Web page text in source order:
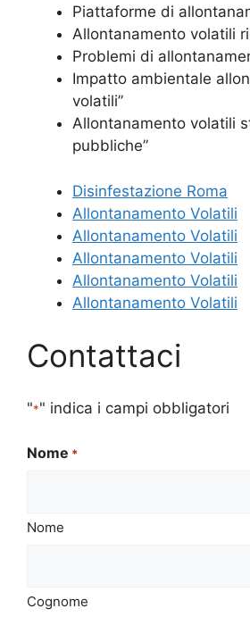
Piattaforme di
Allontanamento volatili
Problemi di
Impatto ambientale
volatili”
Allontanamento volatili
pubbliche”
Disinfestazione Roma
Allontanamento Volatili
Allontanamento Volatili
Allontanamento Volatili
Allontanamento Volatili
Allontanamento Volatili
Contattaci
"*" indica i campi obbligatori
Nome *
Nome
Cognome